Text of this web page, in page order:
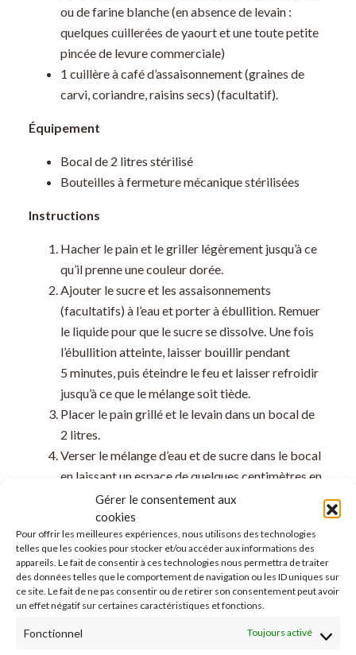
Gérer le consentement aux
cookies
Pour offrir les meilleures expériences, nous utilisons des technologies
telles que les cookies pour stocker et/ou accéder aux informations des
appareils. Le fait de consentir à ces technologies nous permettra de traiter
des données telles que le comportement de navigation ou les ID uniques sur
ce site. Le fait de ne pas consentir ou de retirer son consentement peut avoir
un effet négatif sur certaines caractéristiques et fonctions.
Fonctionnel Toujours activé
ou de farine blanche (en absence de levain :
quelques cuillerées de yaourt et une toute petite
pincée de levure commerciale)
1 cuillère à café d’assaisonnement (graines de
carvi, coriandre, raisins secs) (facultatif).
Équipement
Bocal de 2 litres stérilisé
Bouteilles à fermeture mécanique stérilisées
Instructions
Hacher le pain et le griller légèrement jusqu’à ce
qu’il prenne une couleur dorée.
Ajouter le sucre et les assaisonnements
(facultatifs) à l’eau et porter à ébullition. Remuer
le liquide pour que le sucre se dissolve. Une fois
l’ébullition atteinte, laisser bouillir pendant
5 minutes, puis éteindre le feu et laisser refroidir
jusqu’à ce que le mélange soit tiède.
Placer le pain grillé et le levain dans un bocal de
2 litres.
Verser le mélange d’eau et de sucre dans le bocal
en laissant un espace de quelques centimètres en
haut. Il est possible d’ajouter de l’eau s’il n’y a pas
assez de mélange.
Fermer le bocal et laisser fermenter à
température ambiante, à l’abri de la lumière
directe du soleil, pendant 2 à 7 jours.
Lorsque le kvass est à votre goût, filtrez le
plus petits ou des bouteilles à fermeture